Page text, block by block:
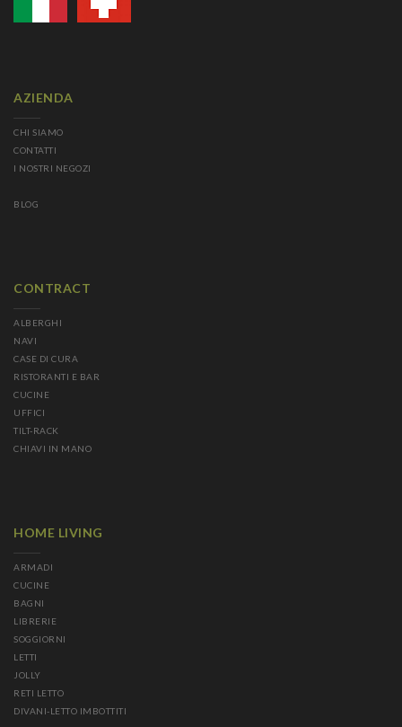
AZIENDA
CHI SIAMO
CONTATTI
I NOSTRI NEGOZI
BLOG
CONTRACT
ALBERGHI
NAVI
CASE DI CURA
RISTORANTI E BAR
CUCINE
UFFICI
TILT-RACK
CHIAVI IN MANO
HOME LIVING
ARMADI
CUCINE
BAGNI
LIBRERIE
SOGGIORNI
LETTI
JOLLY
RETI LETTO
DIVANI-LETTO IMBOTTITI